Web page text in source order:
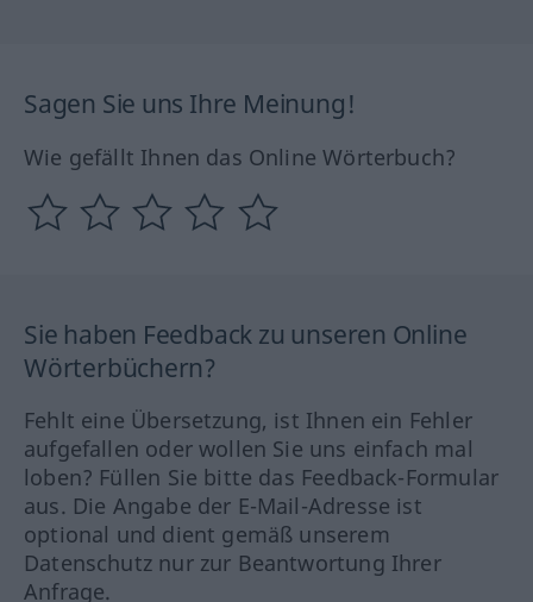
Sagen Sie uns Ihre Meinung!
Wie gefällt Ihnen das Online Wörterbuch?
Sie haben Feedback zu unseren Online
Wörterbüchern?
Fehlt eine Übersetzung, ist Ihnen ein Fehler
aufgefallen oder wollen Sie uns einfach mal
loben? Füllen Sie bitte das Feedback-Formular
aus. Die Angabe der E-Mail-Adresse ist
optional und dient gemäß unserem
Datenschutz nur zur Beantwortung Ihrer
Anfrage.